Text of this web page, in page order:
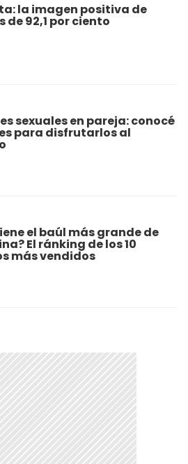
la imagen positiva de
de 92,1 por ciento
sexuales en pareja: conocé
para disfrutarlos al
el baúl más grande de
El ránking de los 10
más vendidos